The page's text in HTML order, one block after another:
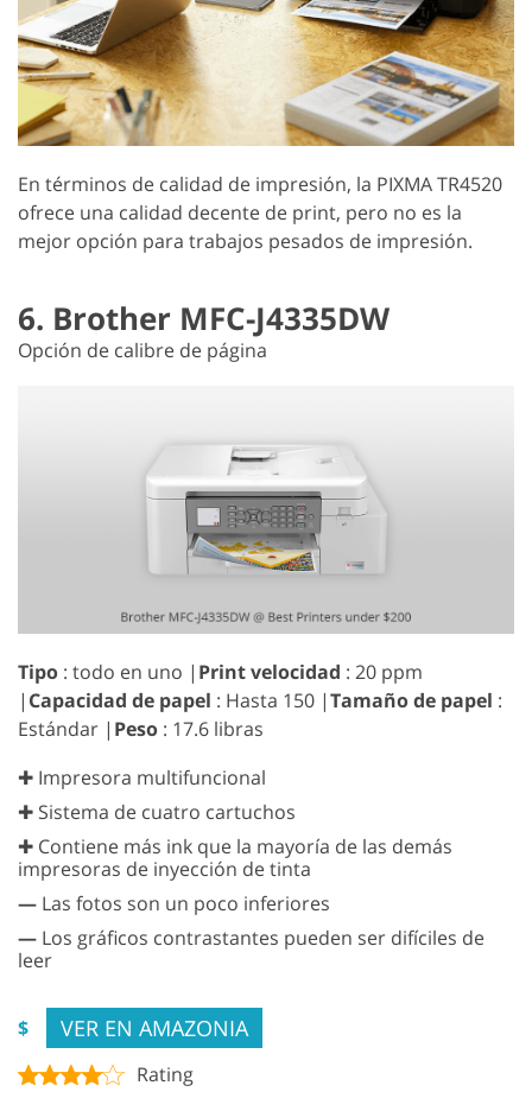
En términos de calidad de impresión, la PIXMA TR4520
ofrece una calidad decente de print, pero no es la
mejor opción para trabajos pesados de impresión.
6. Brother MFC-J4335DW
Opción de calibre de página
Tipo : todo en uno | Print velocidad : 20 ppm
| Capacidad de papel : Hasta 150 |Tamaño de papel :
Estándar | Peso : 17.6 libras
✚ Impresora multifuncional
✚ Sistema de cuatro cartuchos
✚ Contiene más ink que la mayoría de las demás
impresoras de inyección de tinta
— Las fotos son un poco inferiores
— Los gráficos contrastantes pueden ser difíciles de
leer
$ VER EN AMAZONIA
Rating